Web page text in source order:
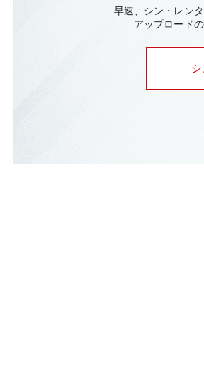
早速、シン・レン
アップロード